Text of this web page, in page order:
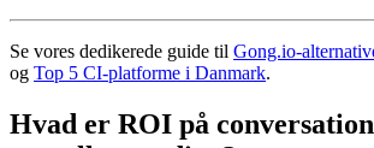
Se vores dedikerede guide til Gong.io-
og Top 5 CI-platforme i Danmark.
Hvad er ROI på